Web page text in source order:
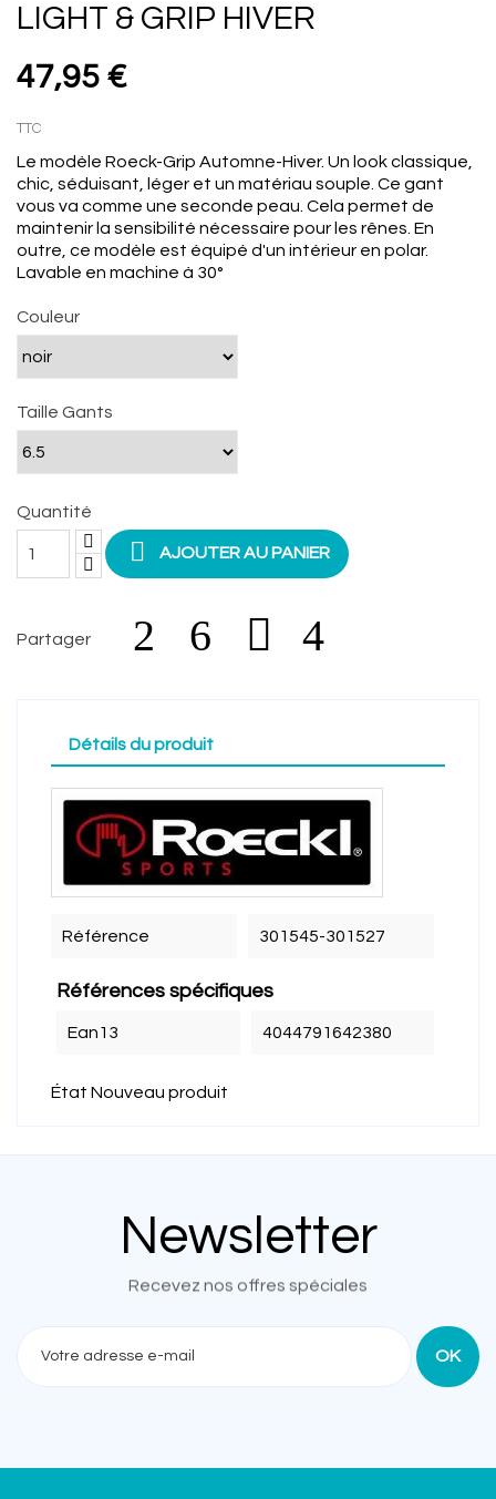
LIGHT & GRIP HIVER
47,95 €
TTC
Le modèle Roeck-Grip Automne-Hiver. Un look classique
chic, séduisant léger et un matériau souple Ce gant
vous va comme une seconde peau Cela permet de
maintenir la sensibilité nécessaire pour les rênes En
outre ce modèle est équipé d'un intérieur en polar.
Lavable en machine à 30°
Couleur
Taille Gants
Quantité
 AJOUTER AU PANIER
Partager
Détails du produit
Référence 301545-301527
Références spécifiques
Ean13 4044791642380
État Nouveau produit
Newsletter
Recevez nos offres spéciales